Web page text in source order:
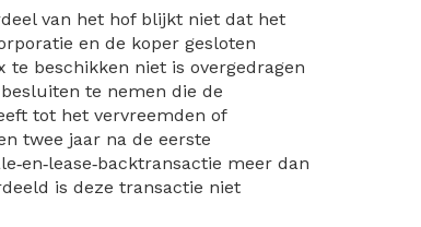
van het hof blijkt niet dat het
en de koper gesloten
beschikken niet is overgedragen
te nemen die de
tot het vervreemden of
twee jaar na de eerste
meer dan
is deze transactie niet